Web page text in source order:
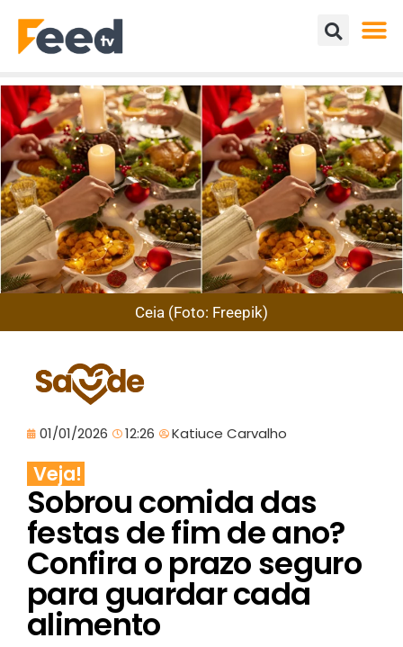
Ceia (Foto: Freepik)
01/01/2026 12:26 Katiuce Carvalho
Veja!
Sobrou comida das
festas de fim de ano?
Confira o prazo seguro
para guardar cada
alimento